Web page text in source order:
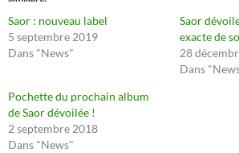
Saor : nouveau label
5 septembre 2019
Dans "News"
Saor
exacte de
28
Dans
Pochette du prochain album
de Saor dévoilée !
2 septembre 2018
Dans "News"